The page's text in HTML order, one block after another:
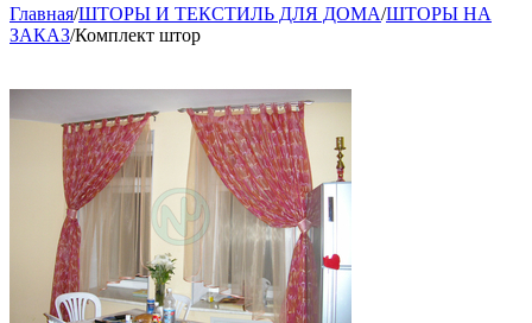
Главная/ШТОРЫ И ТЕКСТИЛЬ ДЛЯ ДОМА/ШТОРЫ НА
ЗАКАЗ/Комплект штор